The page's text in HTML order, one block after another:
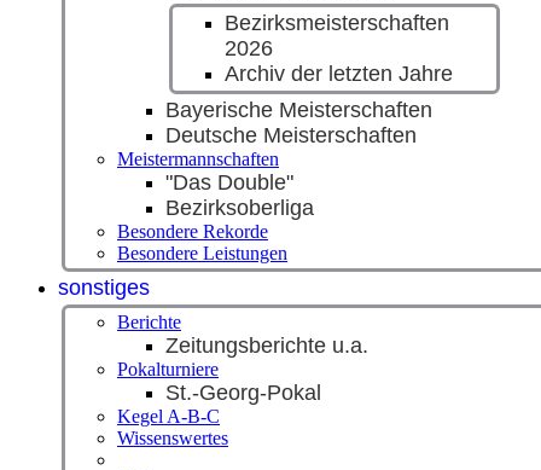
Bezirksmeisterschaften
2026
Archiv der letzten Jahre
Bayerische Meisterschaften
Deutsche Meisterschaften
Meistermannschaften
"Das Double"
Bezirksoberliga
Besondere Rekorde
Besondere Leistungen
sonstiges
Berichte
Zeitungsberichte u.a.
Pokalturniere
St.-Georg-Pokal
Kegel A-B-C
Wissenswertes